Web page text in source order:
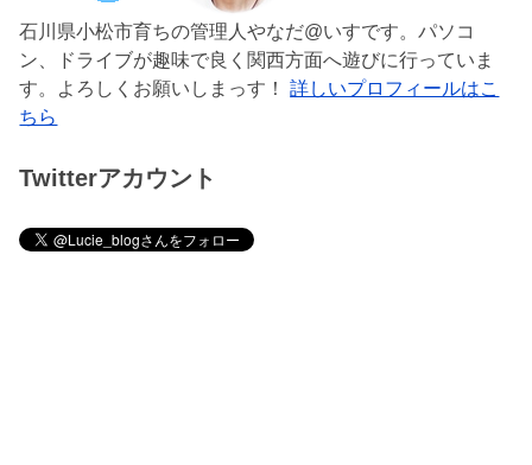
石川県小松市育ちの管理人やなだ@いすです。パソコ
ン、ドライブが趣味で良く関西方面へ遊びに行っていま
す。よろしくお願いしまっす！詳しいプロフィールはこ
ちら
Twitterアカウント